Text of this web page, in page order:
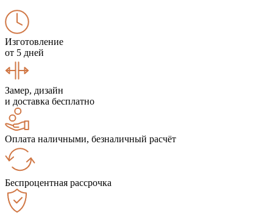
Изготовление
от 5 дней
Замер, дизайн
и доставка бесплатно
Оплата наличными, безналичный расчёт
Беспроцентная рассрочка